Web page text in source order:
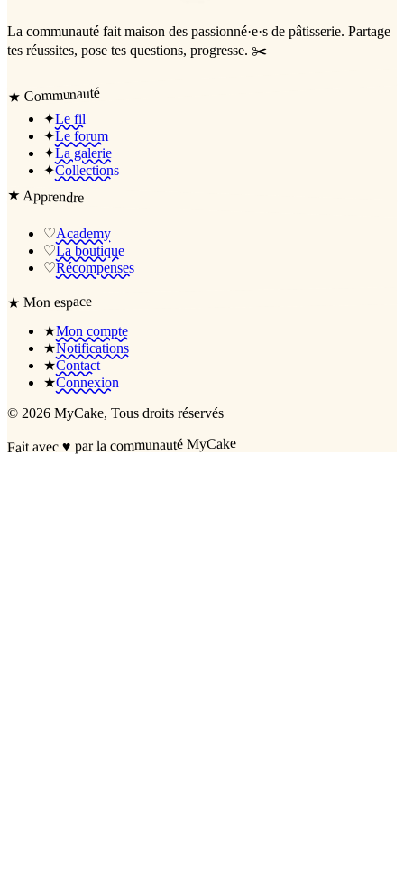
La communauté fait maison des passionné·e·s de pâtisserie. Partage
tes réussites, pose tes questions, progresse. ✂️
★ Communauté
✦Le fil
✦Le forum
✦La galerie
✦Collections
★Apprendre
♡Academy
♡La boutique
♡Récompenses
★Mon espace
★Mon compte
★Notifications
★Contact
★Connexion
© 2026 MyCake, Tous droits réservés
Fait avec♥ par la communauté MyCake